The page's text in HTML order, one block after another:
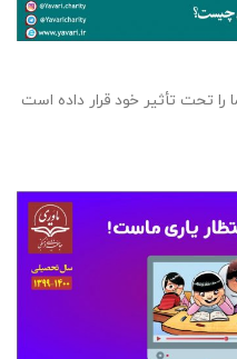
را تحت تأثیر خود قرار داده است